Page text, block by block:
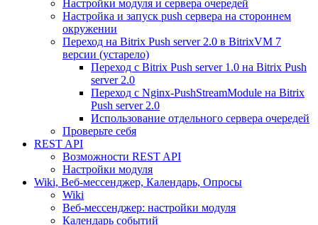
Настройки модуля и сервера очередей
Настройка и запуск push сервера на стороннем
окружении
Переход на Bitrix Push server 2.0 в BitrixVM 7
версии (устарело)
Переход с Bitrix Push server 1.0 на Bitrix Push
server 2.0
Переход с Nginx-PushStreamModule на Bitrix
Push server 2.0
Использование отдельного сервера очередей
Проверьте себя
REST API
Возможности REST API
Настройки модуля
Wiki, Веб-мессенджер, Календарь, Опросы
Wiki
Веб-мессенджер: настройки модуля
Календарь событий